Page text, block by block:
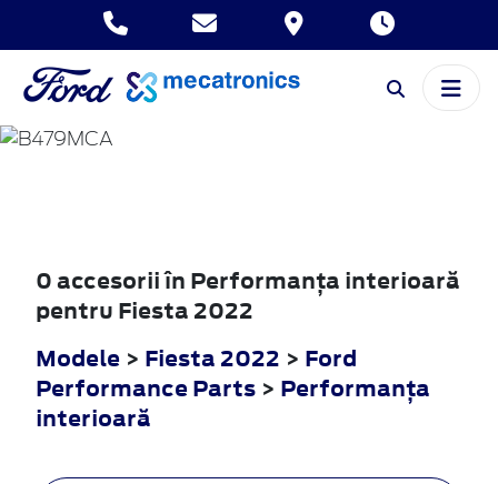
FIESTA
0 accesorii în Performanţa interioară
pentru Fiesta 2022
Modele > Fiesta 2022 > Ford
Performance Parts > Performanţa
interioară